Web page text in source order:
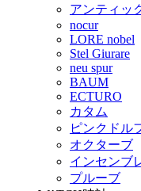
アンティッ
nocur
LORE nobel
Stel Giurare
neu spur
BAUM
ECTURO
カタム
ピンクドル
オクターブ
インセンブ
プルーブ